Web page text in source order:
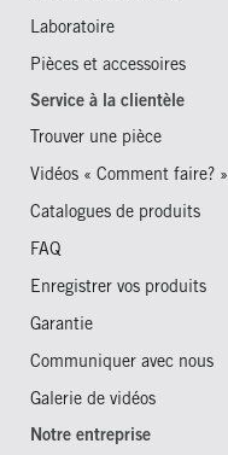
Laboratoire
Pièces et accessoires
Service à la clientèle
Trouver une pièce
Vidéos « Comment faire? »
Catalogues de produits
FAQ
Enregistrer vos produits
Garantie
Communiquer avec nous
Galerie de vidéos
Notre entreprise